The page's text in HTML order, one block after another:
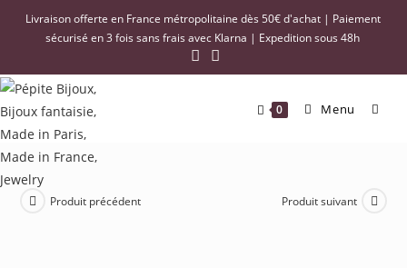
Livraison offerte en France métropolitaine dès 50€ d'achat | Paiement
sécurisé en 3 fois sans frais avec Klarna | Expedition sous 48h
0 Menu
Produit précédent Produit suivant